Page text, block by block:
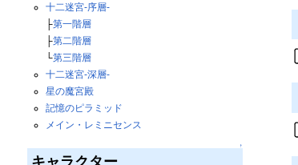
十二迷宮-序層-
├第一階層
├第二階層
└第三階層
十二迷宮-深層-
星の魔宮殿
記憶のピラミッド
メイン・レミニセンス
↑
キャラクター